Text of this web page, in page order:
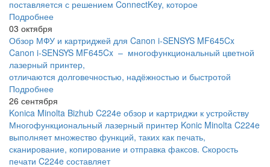
поставляется с решением ConnectKey, которое
Подробнее
03 октября
Обзор МФУ и картриджей для Canon i-SENSYS MF645Cx
Canon i-SENSYS MF645Cx – многофункциональный цветной
лазерный принтер,
отличаются долговечностью, надёжностью и быстротой
Подробнее
26 сентября
Konica Minolta Bizhub C224e обзор и картриджи к устройству
Многофункциональный лазерный принтер Konic Minolta C224e
выполняет множество функций, таких как печать,
сканирование, копирование и отправка факсов. Скорость
печати C224e составляет